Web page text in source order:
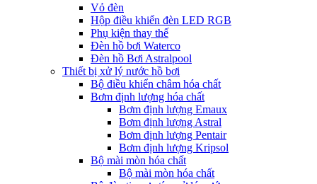
Vỏ đèn
Hộp điều khiển đèn LED RGB
Phụ kiện thay thế
Đèn hồ bơi Waterco
Đèn hồ Bơi Astralpool
Thiết bị xử lý nước hồ bơi
Bộ điều khiển châm hóa chất
Bơm định lượng hóa chất
Bơm định lượng Emaux
Bơm định lượng Astral
Bơm định lượng Pentair
Bơm định lượng Kripsol
Bộ mài mòn hóa chất
Bộ mài mòn hóa chất